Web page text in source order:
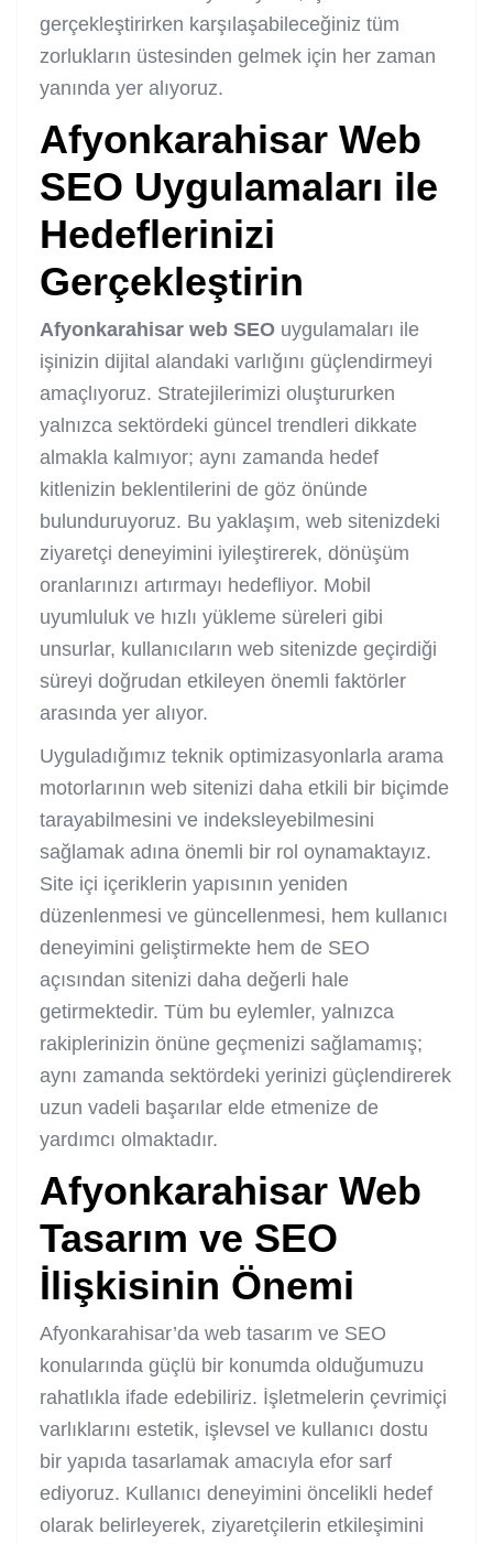
gerçekleştirirken karşılaşabileceğiniz tüm
zorlukların üstesinden gelmek için her zaman
yanında yer alıyoruz.
Afyonkarahisar Web
SEO Uygulamaları ile
Hedeflerinizi
Gerçekleştirin
Afyonkarahisar web SEO uygulamaları ile
işinizin dijital alandaki varlığını güçlendirmeyi
amaçlıyoruz. Stratejilerimizi oluştururken
yalnızca sektördeki güncel trendleri dikkate
almakla kalmıyor; aynı zamanda hedef
kitlenizin beklentilerini de göz önünde
bulunduruyoruz. Bu yaklaşım, web sitenizdeki
ziyaretçi deneyimini iyileştirerek, dönüşüm
oranlarınızı artırmayı hedefliyor. Mobil
uyumluluk ve hızlı yükleme süreleri gibi
unsurlar, kullanıcıların web sitenizde geçirdiği
süreyi doğrudan etkileyen önemli faktörler
arasında yer alıyor.
Uyguladığımız teknik optimizasyonlarla arama
motorlarının web sitenizi daha etkili bir biçimde
tarayabilmesini ve indeksleyebilmesini
sağlamak adına önemli bir rol oynamaktayız.
Site içi içeriklerin yapısının yeniden
düzenlenmesi ve güncellenmesi, hem kullanıcı
deneyimini geliştirmekte hem de SEO
açısından sitenizi daha değerli hale
getirmektedir. Tüm bu eylemler, yalnızca
rakiplerinizin önüne geçmenizi sağlamamış;
aynı zamanda sektördeki yerinizi güçlendirerek
uzun vadeli başarılar elde etmenize de
yardımcı olmaktadır.
Afyonkarahisar Web
Tasarım ve SEO
İlişkisinin Önemi
Afyonkarahisar’da web tasarım ve SEO
konularında güçlü bir konumda olduğumuzu
rahatlıkla ifade edebiliriz. İşletmelerin çevrimiçi
varlıklarını estetik, işlevsel ve kullanıcı dostu
bir yapıda tasarlamak amacıyla efor sarf
ediyoruz. Kullanıcı deneyimini öncelikli hedef
olarak belirleyerek, ziyaretçilerin etkileşimini